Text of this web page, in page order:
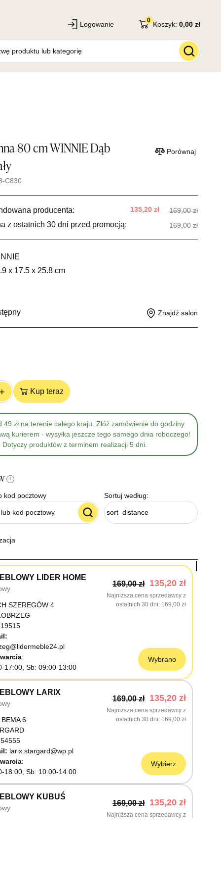
Logowanie 0 Koszyk: 0,00 zł
80 cm WINNIE Dąb
C830
Porównaj
producenta: 135,20 zł 169,00 zł
z ostatnich 30 dni przed promocją: 169,00 zł
x 17.5 x 25.8 cm
Znajdź salon
+ Kup teraz
49 zł na terenie całego kraju. Złóż zamówienie do godziny
kurierem - wysyłka jeszcze tego samego dnia roboczego!
Dotyczy produktów z terminem realizacji 5 dni.
i
kod pocztowy Sortuj według:
sort_distance
LIDER HOME
SZEREGÓW 4
17:00, Sb: 09:00-13:00
169,00 zł 135,20 zł
Najniższa cena sprzedawcy z
ostatnich 30 dni 169,00 zł
Wybrano
LARIX
6
larix.stargard@wp.pl
18:00, Sb: 10:00-14:00
169,00 zł 135,20 zł
Najniższa cena sprzedawcy z
ostatnich 30 dni 169,00 zł
Wybierz
KUBUŚ
169,00 zł 135,20 zł
Najniższa cena sprzedawcy z